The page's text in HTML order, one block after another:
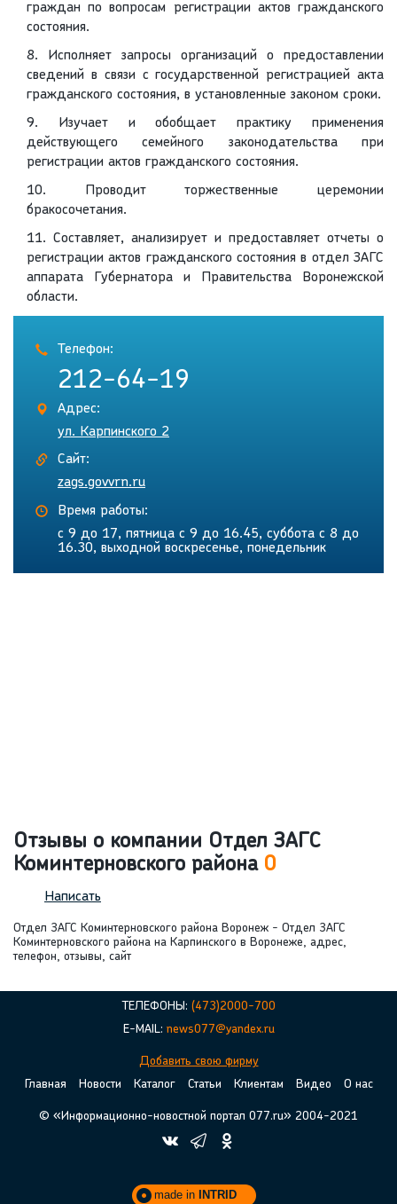
граждан по вопросам регистрации актов гражданского
состояния.
8. Исполняет запросы организаций о предоставлении
сведений в связи с государственной регистрацией акта
гражданского состояния, в установленные законом сроки.
9. Изучает и обобщает практику применения
действующего семейного законодательства при
регистрации актов гражданского состояния.
10. Проводит торжественные церемонии
бракосочетания.
11. Составляет, анализирует и предоставляет отчеты о
регистрации актов гражданского состояния в отдел ЗАГС
аппарата Губернатора и Правительства Воронежской
области.
Телефон:
212-64-19
Адрес:
ул. Карпинского 2
Сайт:
zags.govvrn.ru
Время работы:
с 9 до 17, пятница с 9 до 16.45, суббота с 8 до
16.30, выходной воскресенье, понедельник
Отзывы о компании Отдел ЗАГС
Коминтерновского района 0
Написать
Отдел ЗАГС Коминтерновского района Воронеж - Отдел ЗАГС
Коминтерновского района на Карпинского в Воронеже, адрес,
телефон, отзывы, сайт
ТЕЛЕФОНЫ: (473)2000-700
E-MAIL: news077@yandex.ru
Добавить свою фирму
Главная
Новости Каталог Статьи Клиентам Видео О нас
© «Информационно-новостной портал 077.ru» 2004-2021
made in INTRID